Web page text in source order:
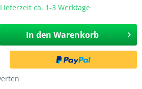
ca. 1-3 Werktage
In den Warenkorb